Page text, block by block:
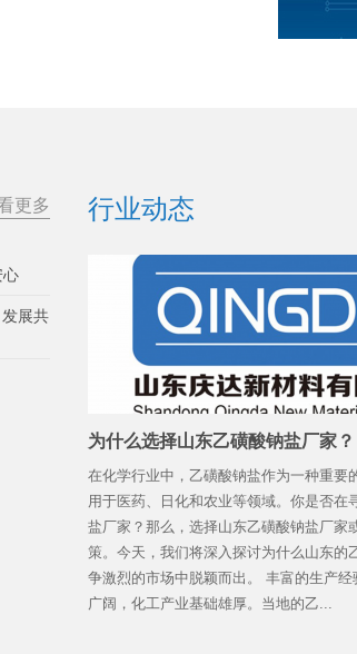
更多
心
展共
行业动态
为什么选择山东乙磺酸钠盐厂家？
在化学行业中，乙磺酸钠盐作为一种重要
用于医药、日化和农业等领域。你是否在
盐厂家？那么，选择山东乙磺酸钠盐厂家
策。今天，我们将深入探讨为什么山东的
争激烈的市场中脱颖而出。 丰富的生产
广阔，化工产业基础雄厚。当地的乙...